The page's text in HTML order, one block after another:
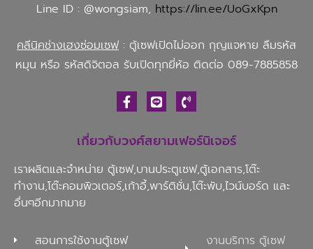
Line ID : @wongsiam, https://lin.ee/UoGxKpn
คลีนิคช่างเฮงซ่อมเซฟ : ตู้เซฟเปิดไม่ออก กุญแจหาย ลืมรหัส
หมุน หรือ รหัสดิจิตอล รับเปิดทุกยี่ห้อ ติดต่อ 089-7885858
เกี่ยวกับวงศ์สยามเฟอร์นิเจอร์
เราผลิตและจำหน่าย ตู้เซฟ,บานประตูเซฟ,ตู้เอกสาร,โต๊ะ
ทำงาน,โต๊ะคอมพิวเตอร์,เก้าอี้,พาร์ติชั่น,โต๊ะพับ,ไวน์บอร์ด และ
อื่นๆอีกมากมาย
สอนการใช้งานตู้เซฟ
งานบริการ ตู้เซฟ